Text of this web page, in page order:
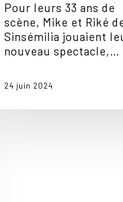
Pour leurs 33 ans de
scène, Mike et Riké
Sinsémilia jouaient
nouveau spectacle,…
24 juin 2024